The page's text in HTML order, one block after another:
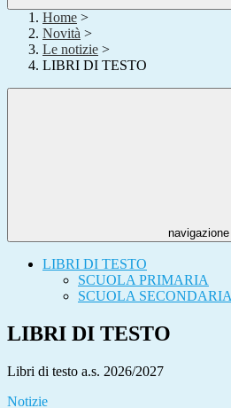
Home >
Novità >
Le notizie >
LIBRI DI TESTO
navigazione
LIBRI DI TESTO
SCUOLA PRIMARIA
SCUOLA
LIBRI DI TESTO
Libri di testo a.s. 2026/2027
Notizie